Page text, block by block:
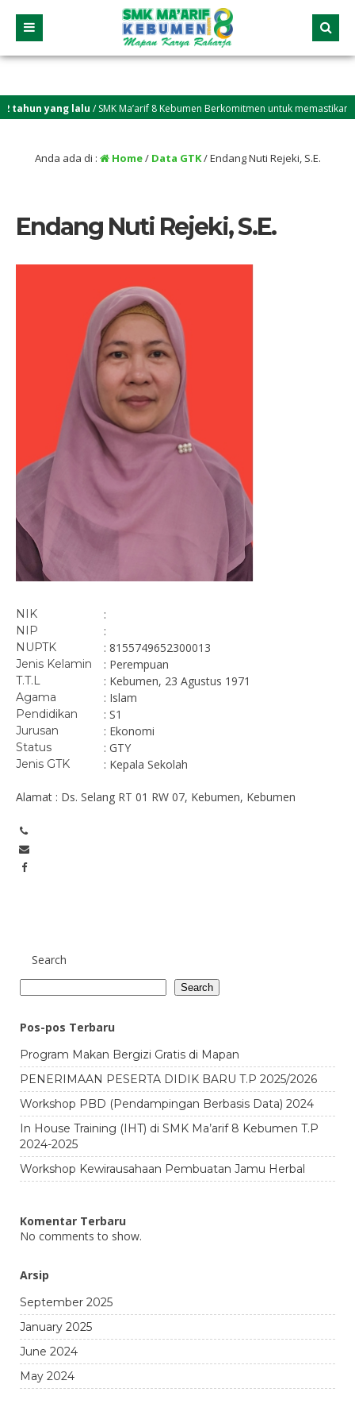
yang lalu/ SMK Ma’arif 8 Kebumen Berkomitmen untuk memastikan
Anda ada di : Home/ Data GTK/Endang Nuti Rejeki, S.E.
Endang Nuti Rejeki, S.E.
NIK :
NIP :
NUPTK : 8155749652300013
Jenis Kelamin : Perempuan
T.T.L : Kebumen, 23 Agustus 1971
Agama : Islam
Pendidikan : S1
Jurusan : Ekonomi
Status : GTY
Jenis GTK : Kepala Sekolah
Alamat : Ds. Selang RT 01 RW 07, Kebumen, Kebumen
Search
Search
Pos-pos Terbaru
Program Makan Bergizi Gratis di Mapan
PENERIMAAN PESERTA DIDIK BARU T.P 2025/2026
Workshop PBD (Pendampingan Berbasis Data) 2024
In House Training (IHT) di SMK Ma’arif 8 Kebumen T.P
2024-2025
Workshop Kewirausahaan Pembuatan Jamu Herbal
Komentar Terbaru
No comments to show.
Arsip
September 2025
January 2025
June 2024
May 2024